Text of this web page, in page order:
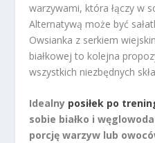
warzywami, która łączy w
Alternatywą może być
Owsianka z serkiem
białkowej to kolejna
wszystkich niezbędnych
Idealny posiłek po
sobie białko i
porcję warzyw lub